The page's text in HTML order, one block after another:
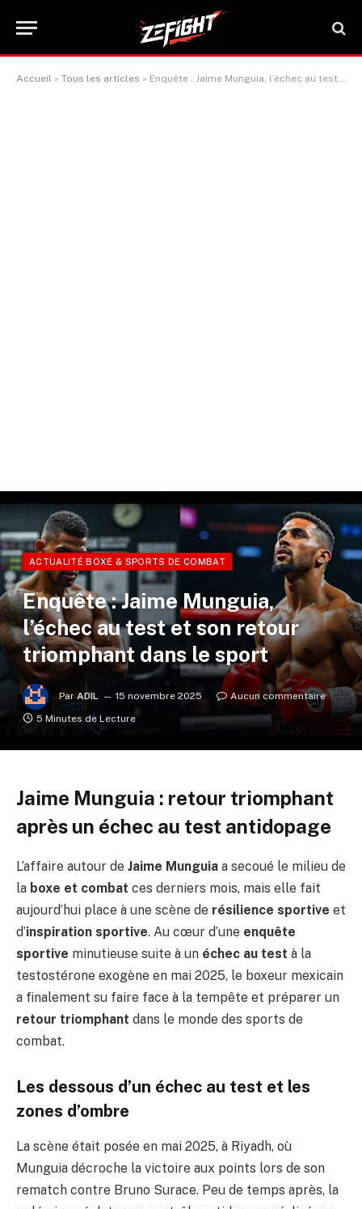
Accueil » Tous les articles » Enquête : Jaime Munguia, l’échec au test et son retour triomphant dans le sport
ACTUALITÉ BOXE & SPORTS DE COMBAT
Enquête : Jaime Munguia,
l’échec au test et son retour
triomphant dans le sport
Par ADIL 15 novembre 2025
Aucun commentaire
5 Minutes de Lecture
Jaime Munguia : retour triomphant
après un échec au test antidopage
L’affaire autour de Jaime Munguia a secoué le milieu de
la boxe et combat ces derniers mois, mais elle fait
aujourd’hui place à une scène de résilience sportive et
d’inspiration sportive. Au cœur d’une enquête
sportive minutieuse suite à un échec au test à la
testostérone exogène en mai 2025, le boxeur mexicain
a finalement su faire face à la tempête et préparer un
retour triomphant dans le monde des sports de
combat.
Les dessous d’un échec au test et les
zones d’ombre
La scène était posée en mai 2025, à Riyadh, où
Munguia décroche la victoire aux points lors de son
rematch contre Bruno Surace. Peu de temps après, la